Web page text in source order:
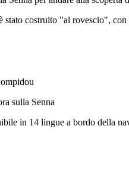
costruito "al rovescio",
sulla Senna
in 14 lingue a bordo della